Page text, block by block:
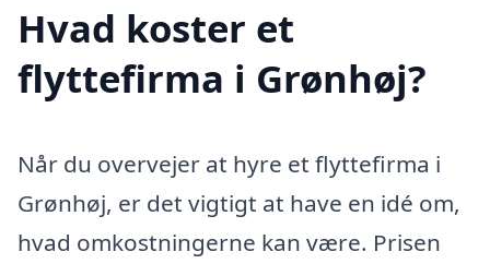
Hvad koster et
flyttefirma i Grønhøj?
Når du overvejer at hyre et flyttefirma i
Grønhøj, er det vigtigt at have en idé om,
hvad omkostningerne kan være. Prisen